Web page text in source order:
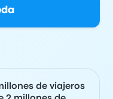
de viajeros